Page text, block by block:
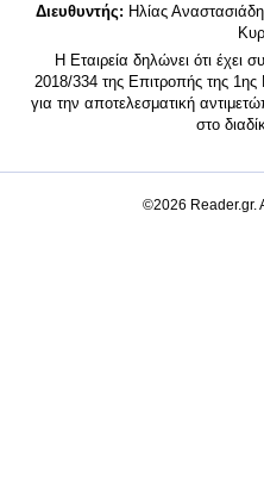
Διευθυντής: Ηλίας
Η Εταιρεία δηλώνει ότι
2018/334 της Επιτροπής της
για την αποτελεσματική
στο
©2026 Reader.gr.